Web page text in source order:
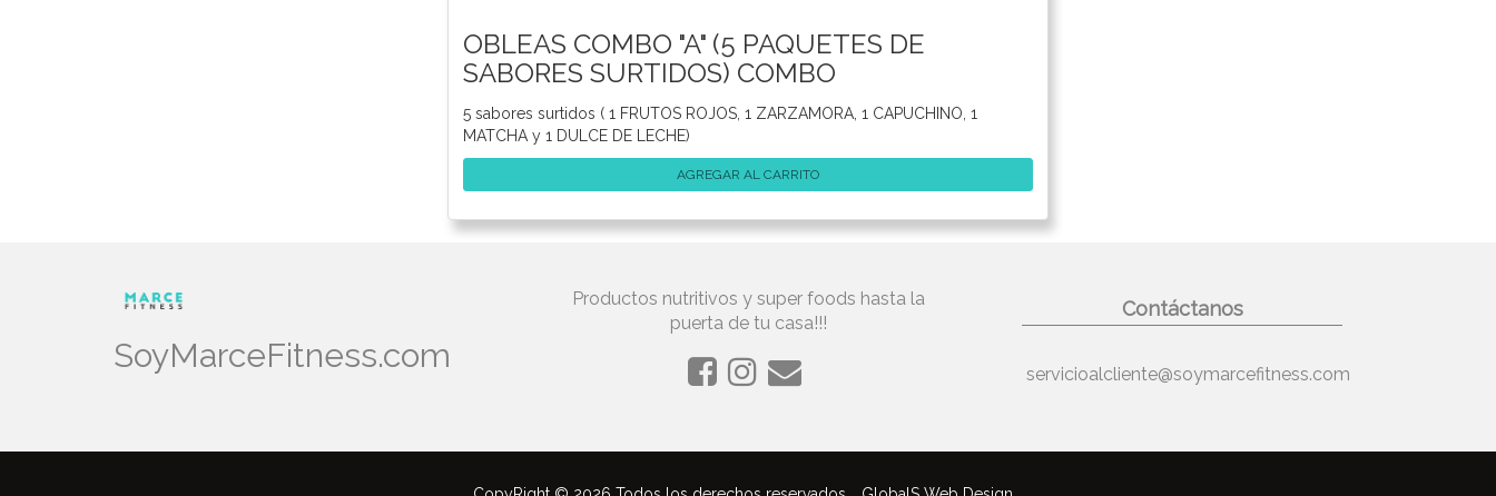
OBLEAS COMBO "A" (5 PAQUETES DE
SABORES SURTIDOS) COMBO
5 sabores surtidos ( 1 FRUTOS ROJOS, 1 ZARZAMORA, 1 CAPUCHINO, 1
MATCHA y 1 DULCE DE LECHE)
AGREGAR AL CARRITO
SoyMarceFitness.com
Productos nutritivos y super foods hasta la
puerta de tu casa!!!
Contáctanos
servicioalcliente@soymarcefitness.com